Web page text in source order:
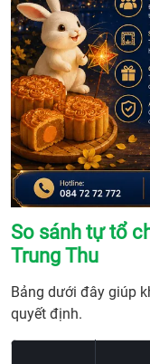
So sánh tự tổ
Trung Thu
Bảng dưới đây giúp
quyết định.